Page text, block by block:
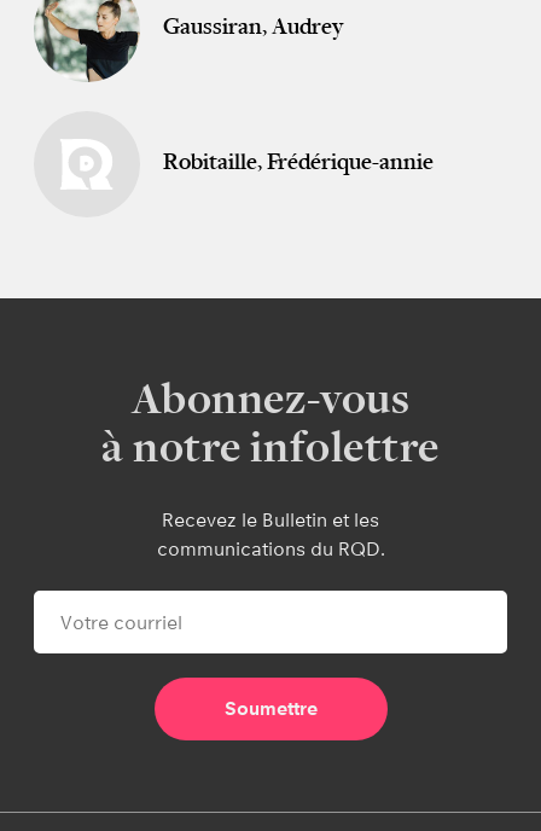
Gaussiran, Audrey
Robitaille, Frédérique-annie
Abonnez-vous
à notre infolettre
Recevez le Bulletin et les
communications du RQD.